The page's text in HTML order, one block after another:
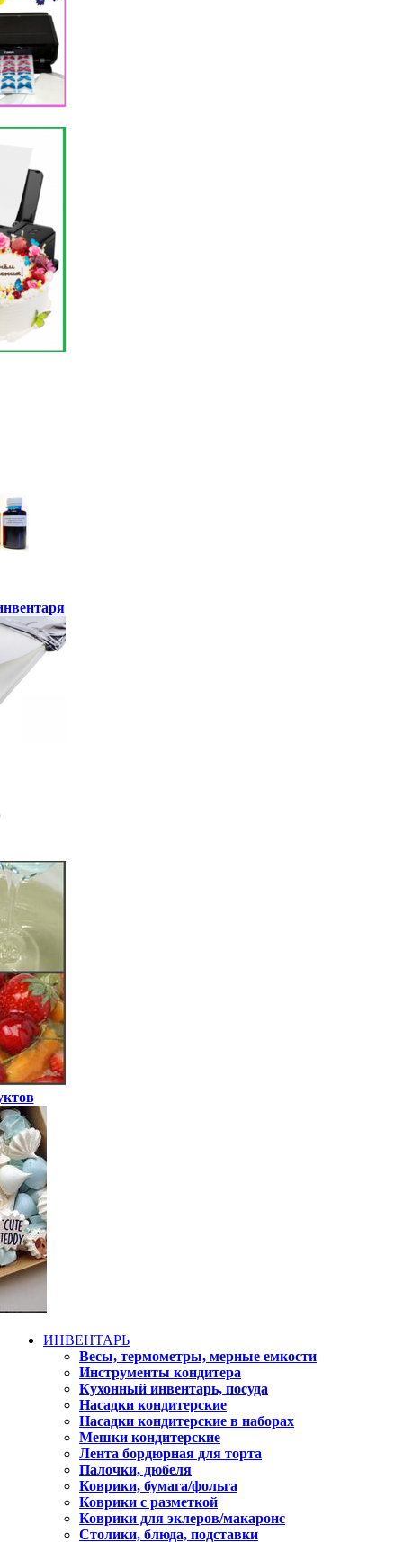
ИНВЕНТАРЬ
Весы, термометры, мерные емкости
Инструменты кондитера
Кухонный инвентарь, посуда
Насадки кондитерские
Насадки кондитерские в наборах
Мешки кондитерские
Лента бордюрная для торта
Палочки, дюбеля
Коврики, бумага/фольга
Коврики с разметкой
Коврики для эклеров/макаронс
Столики, блюда, подставки